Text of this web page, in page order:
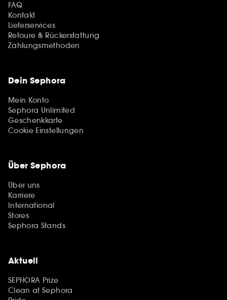
FAQ
Kontakt
Lieferservices
Retoure & Rückerstattung
Zahlungsmethoden
Dein Sephora
Mein Konto
Sephora Unlimited
Geschenkkarte
Cookie Einstellungen
Über Sephora
Über uns
Karriere
International
Stores
Sephora Stands
Aktuell
SEPHORA Prize
Clean at Sephora